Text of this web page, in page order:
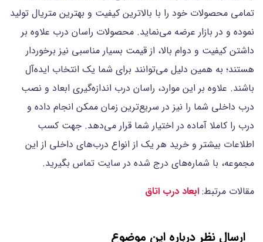
تمامی محصولات خود را با بالاترین کیفیت و بهترین متریال تولید
نموده و در بازار عرضه می‌نماید. محصولات راسان درب علاوه بر
داشتن کیفیت و دوام بالا، از قیمت بسیار مناسبی نیز برخوردار
هستند؛ به همین دلیل می‌توانند برای شما یک انتخاب ایده‌آل
باشند. علاوه بر این موارد، راسان درب اندازه‌گیری ابعاد و نصب
درب داخلی شما را نیز در سریع‌ترین زمان ممکن انجام داده و
درب را کاملا آماده در اختیار شما قرار می‌دهد. جهت کسب
اطلاعات بیشتر و خرید هر یک از انواع درب‌های داخلی از این
مجموعه، با شماره‌های درج شده در سایت تماس بگیرید.
مقالات مرتبط: ابعاد درب اتاق
ارسال نظر درباره این موضوع